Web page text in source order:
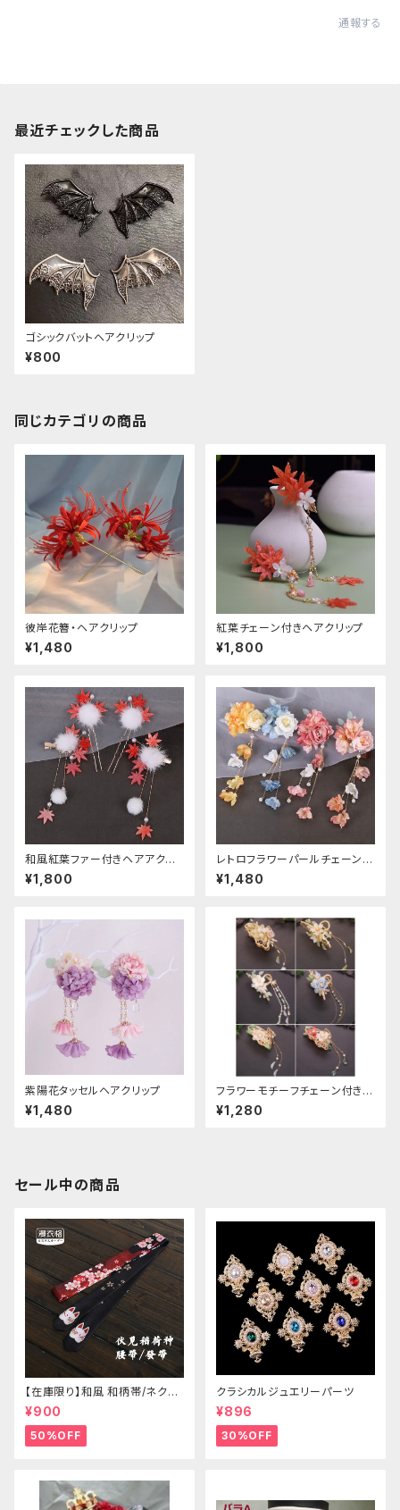
通報する
最近チェックした商品
ゴシックバットヘアクリップ
¥800
同じカテゴリの商品
彼岸花簪・ヘアクリップ
¥1,480
紅葉チェーン付きヘアクリップ
¥1,800
和風紅葉ファー付きヘアアクセ
サリー
¥1,800
レトロフラワーパールチェーンヘ
アクリップ
¥1,480
紫陽花タッセルヘアクリップ
¥1,480
フラワーモチーフチェーン付きヘ
アクリップ
¥1,280
セール中の商品
【在庫限り】和風 和柄帯/ネクタ
イ/リボン（狐面/金魚
¥900
50%OFF
クラシカルジュエリーパーツ
¥896
30%OFF